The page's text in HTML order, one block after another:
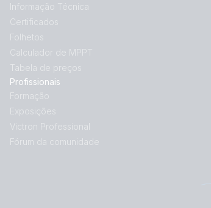
Informação Técnica
Certificados
Folhetos
Calculador de MPPT
Tabela de preços
Profissionais
Formação
Exposições
Victron Professional
Fórum da comunidade